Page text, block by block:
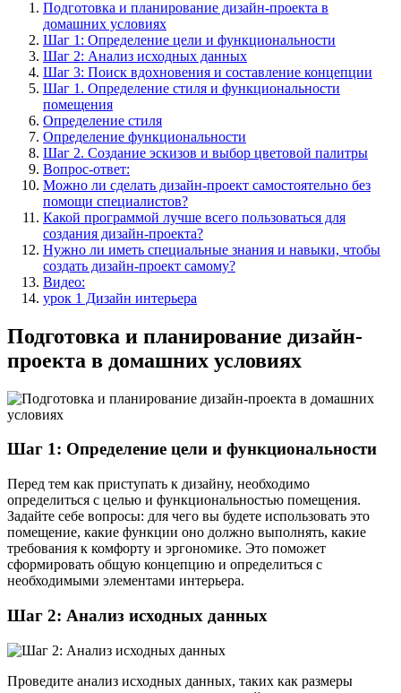
Подготовка и планирование дизайн-проекта в
домашних условиях
Шаг 1: Определение цели и функциональности
Шаг 2: Анализ исходных данных
Шаг 3: Поиск вдохновения и составление концепции
Шаг 1. Определение стиля и функциональности
помещения
Определение стиля
Определение функциональности
Шаг 2. Создание эскизов и выбор цветовой палитры
Вопрос-ответ:
Можно ли сделать дизайн-проект самостоятельно без
помощи специалистов?
Какой программой лучше всего пользоваться для
создания дизайн-проекта?
Нужно ли иметь специальные знания и навыки, чтобы
создать дизайн-проект самому?
Видео:
урок 1 Дизайн интерьера
Подготовка и планирование дизайн-
проекта в домашних условиях
Шаг 1: Определение цели и функциональности
Перед тем как приступать к дизайну, необходимо
определиться с целью и функциональностью помещения.
Задайте себе вопросы: для чего вы будете использовать это
помещение, какие функции оно должно выполнять, какие
требования к комфорту и эргономике. Это поможет
сформировать общую концепцию и определиться с
необходимыми элементами интерьера.
Шаг 2: Анализ исходных данных
Проведите анализ исходных данных, таких как размеры